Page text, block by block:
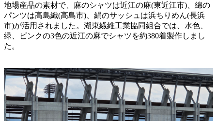
地場産品の素材で、麻のシャツは近江の麻(東近江市)、綿の
パンツは高島織(高島市)、絹のサッシュは浜ちりめん(長浜
市)が活用されました。湖東繊維工業協同組合では、水色、
緑、ピンクの3色の近江の麻でシャツを約380着製作しまし
た。